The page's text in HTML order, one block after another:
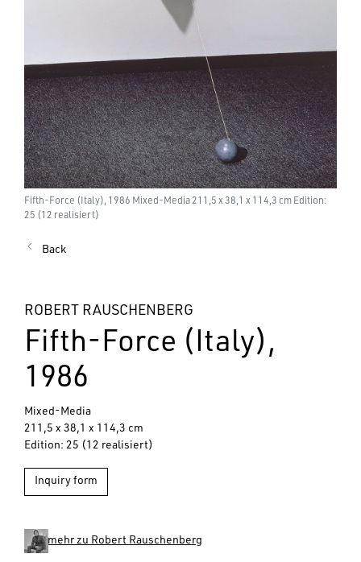
Fifth-Force (Italy), 1986 Mixed-Media 211,5 x 38,1 x 114,3 cm Edition:
25 (12 realisiert)
Back
ROBERT RAUSCHENBERG
Fifth-Force (Italy),
1986
Mixed-Media
211,5 x 38,1 x 114,3 cm
Edition: 25 (12 realisiert)
Inquiry form
mehr zu Robert Rauschenberg